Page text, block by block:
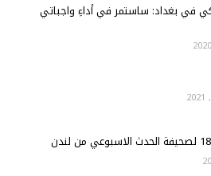
في بغداد: ساستمر في أداءِ واجباتي